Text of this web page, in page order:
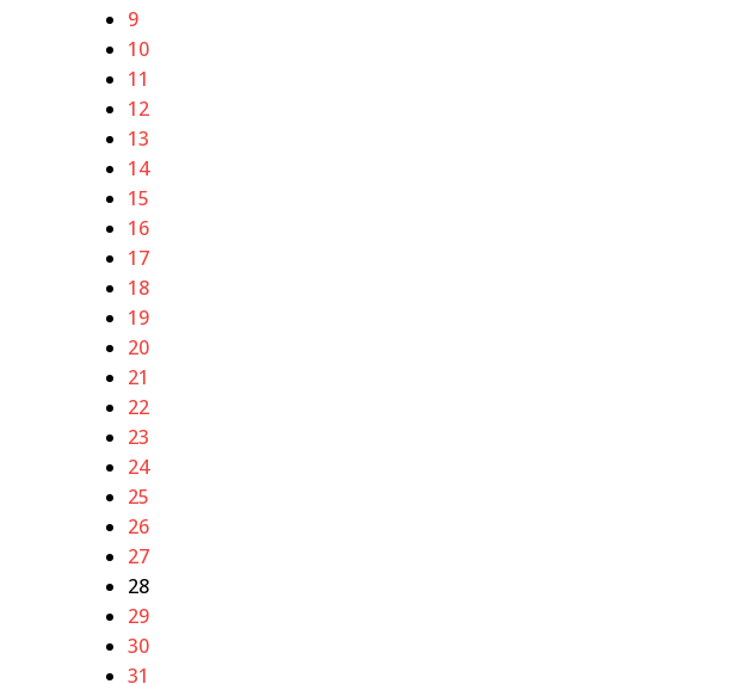
9
10
11
12
13
14
15
16
17
18
19
20
21
22
23
24
25
26
27
28
29
30
31